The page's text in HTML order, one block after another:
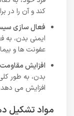
کند و آن را در
فعال سازی
ایمنی بدن، به
عفونت ها و
افزایش
بدن، به طور
افزایش می دهد.
مواد تشکیل